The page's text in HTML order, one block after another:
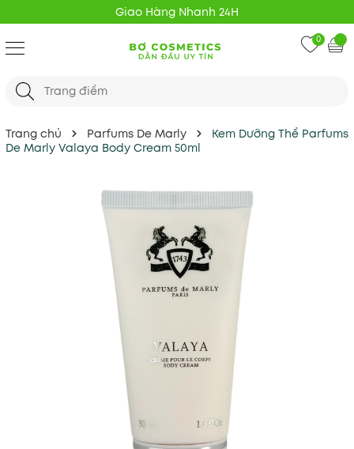
Giao Hàng Nhanh 24H
0
Trang chủ Parfums De Marly
Kem Dưỡng Thể Parfums
De Marly Valaya Body Cream 50ml